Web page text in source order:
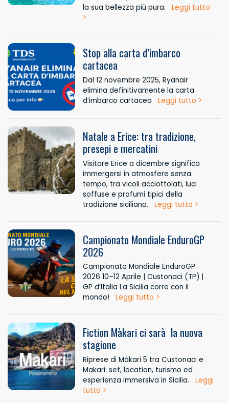
la sua bellezza più pura.
Leggi tutto
>
Stop alla carta d’imbarco
cartacea
Dal 12 novembre 2025, Ryanair
elimina definitivamente la carta
d’imbarco cartacea
Leggi tutto >
Natale a Erice: tra tradizione,
presepi e mercatini
Visitare Erice a dicembre significa
immergersi in atmosfere senza
tempo, tra vicoli acciottolati, luci
soffuse e profumi tipici della
tradizione siciliana.
Leggi tutto >
Campionato Mondiale EnduroGP
2026
Campionato Mondiale EnduroGP
2026 10–12 Aprile | Custonaci (TP) |
GP d’Italia La Sicilia corre con il
mondo!
Leggi tutto >
Fiction Màkari ci sarà la nuova
stagione
Riprese di Màkari 5 tra Custonaci e
Makari: set, location, turismo ed
esperienza immersiva in Sicilia.
Leggi
tutto >